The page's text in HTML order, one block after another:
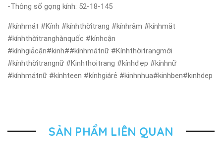
-Thông số gọng kính: 52-18-145
#kínhmát #Kính #kínhthờitrang #kínhrâm #kínhmắt
#kínhthờitranghànquốc #kínhcận
#kínhgiảcận#kinh##kínhmátnữ #Kínhthờitrangmới
#kínhthờitrangnữ #Kinhthoitrang #kínhđẹp #kínhnữ
#kínhmátnữ #kínhteen #kínhgiárẻ #kinhnhua#kinhben#kinhdep
SẢN PHẨM LIÊN QUAN